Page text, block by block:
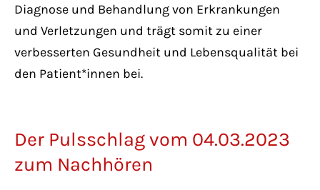
Diagnose und Behandlung von Erkrankungen
und Verletzungen und trägt somit zu einer
verbesserten Gesundheit und Lebensqualität bei
den Patient*innen bei.
Der Pulsschlag vom 04.03.2023
zum Nachhören